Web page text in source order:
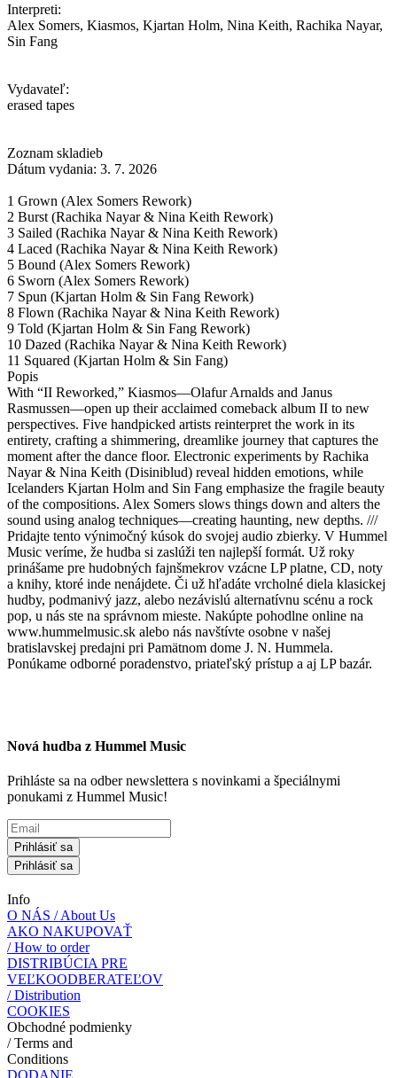
Interpreti:
Alex Somers, Kiasmos, Kjartan Holm, Nina Keith, Rachika Nayar,
Sin Fang
Vydavateľ:
erased tapes
Zoznam skladieb
Dátum vydania: 3. 7. 2026
1 Grown (Alex Somers Rework)
2 Burst (Rachika Nayar & Nina Keith Rework)
3 Sailed (Rachika Nayar & Nina Keith Rework)
4 Laced (Rachika Nayar & Nina Keith Rework)
5 Bound (Alex Somers Rework)
6 Sworn (Alex Somers Rework)
7 Spun (Kjartan Holm & Sin Fang Rework)
8 Flown (Rachika Nayar & Nina Keith Rework)
9 Told (Kjartan Holm & Sin Fang Rework)
10 Dazed (Rachika Nayar & Nina Keith Rework)
11 Squared (Kjartan Holm & Sin Fang)
Popis
With “II Reworked,” Kiasmos—Olafur Arnalds and Janus
Rasmussen—open up their acclaimed comeback album II to new
perspectives. Five handpicked artists reinterpret the work in its
entirety, crafting a shimmering, dreamlike journey that captures the
moment after the dance floor. Electronic experiments by Rachika
Nayar & Nina Keith (Disiniblud) reveal hidden emotions, while
Icelanders Kjartan Holm and Sin Fang emphasize the fragile beauty
of the compositions. Alex Somers slows things down and alters the
sound using analog techniques—creating haunting, new depths. ///
Pridajte tento výnimočný kúsok do svojej audio zbierky. V Hummel
Music veríme, že hudba si zaslúži ten najlepší formát. Už roky
prinášame pre hudobných fajnšmekrov vzácne LP platne, CD, noty
a knihy, ktoré inde nenájdete. Či už hľadáte vrcholné diela klasickej
hudby, podmanivý jazz, alebo nezávislú alternatívnu scénu a rock
pop, u nás ste na správnom mieste. Nakúpte pohodlne online na
www.hummelmusic.sk alebo nás navštívte osobne v našej
bratislavskej predajni pri Pamätnom dome J. N. Hummela.
Ponúkame odborné poradenstvo, priateľský prístup a aj LP bazár.
Nová hudba z Hummel Music
Prihláste sa na odber newslettera s novinkami a špeciálnymi
ponukami z Hummel Music!
Prihlásiť sa
Prihlásiť sa
Info
O NÁS / About Us
AKO NAKUPOVAŤ
/ How to order
DISTRIBÚCIA PRE
VEĽKOODBERATEĽOV
/ Distribution
COOKIES
Obchodné podmienky
/ Terms and
Conditions